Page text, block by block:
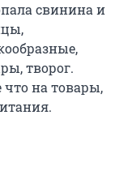
свинина и
творог.
что на товары,